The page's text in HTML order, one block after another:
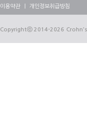
이용약관 개인정보취급방침
Copyrightⓒ 2014-2026